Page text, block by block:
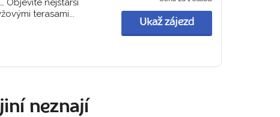
Objevíte nejstarší
terasami...
Ukaž zájezd
neznají